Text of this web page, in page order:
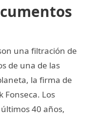
una filtración de
de una de las
la firma de
Fonseca. Los
40 años,